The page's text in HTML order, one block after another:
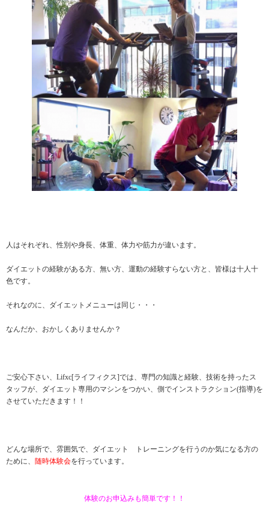
人はそれぞれ、性別や身長、体重、体力や筋力が違います。
ダイエットの経験がある方、無い方、運動の経験すらない方と、皆様は十人十
色です。
それなのに、ダイエットメニューは同じ・・・
なんだか、おかしくありませんか？
ご安心下さい、Lifxc[ライフィクス]では、専門の知識と経験、技術を持ったス
タッフが、ダイエット専用のマシンをつかい、側でインストラクション(指導)を
させていただきます！！
どんな場所で、雰囲気で、ダイエット トレーニングを行うのか気になる方の
ために、 随時体験会を行っています。
体験のお申込みも簡単です！！